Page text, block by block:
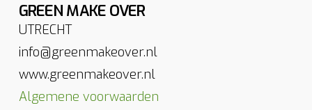
GREEN MAKE OVER
UTRECHT
info@greenmakeover.nl
www.greenmakeover.nl
Algemene voorwaarden